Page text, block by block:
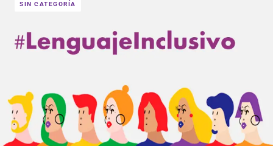
SIN CATEGORÍA